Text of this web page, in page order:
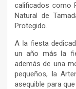
calificados como
Natural de
Protegido.
A la fiesta
un año más la
además de una
pequeños, la
asequible para